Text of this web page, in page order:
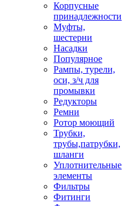
Корпусные
принадлежности
Муфты,
шестерни
Насадки
Популярное
Рампы, турели,
оси, з/ч для
промывки
Редукторы
Ремни
Ротор моющий
Трубки,
трубы,патрубки,
шланги
Уплотнительные
элементы
Фильтры
Фитинги